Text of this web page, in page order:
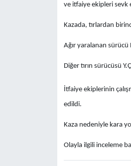
ve itfaiye ekipleri sevk
Kazada, tırlardan
Ağır yaralanan sürücü
Diğer tırın sürücüsü
İtfaiye ekiplerinin
edildi.
Kaza nedeniyle kara
Olayla ilgili inceleme